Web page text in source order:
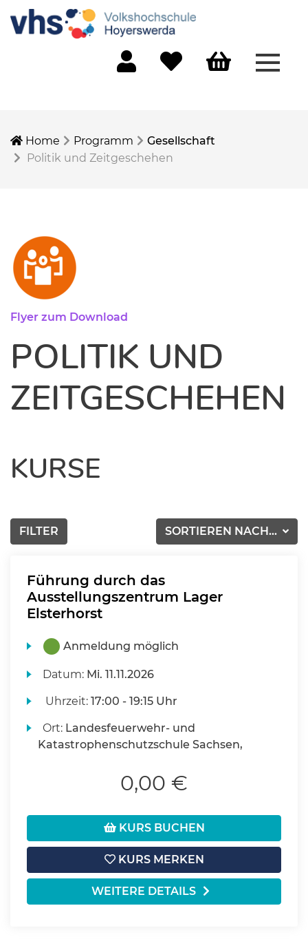
Home Programm
Gesellschaft
Politik und Zeitgeschehen
Flyer zum Download
POLITIK UND
ZEITGESCHEHEN
KURSE
SORTIEREN NACH...
FILTER
Führung durch das
Ausstellungszentrum Lager
Elsterhorst
Anmeldung möglich
Datum: Mi. 11.11.2026
Uhrzeit:17:00 - 19:15 Uhr
Ort: Landesfeuerwehr- und
Katastrophenschutzschule Sachsen,
0,00 €
KURS BUCHEN
KURS MERKEN
WEITERE DETAILS